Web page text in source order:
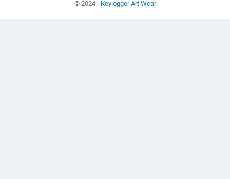
© 2024 - Keylogger Art Wear